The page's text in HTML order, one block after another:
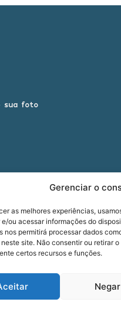
Gerenciar o
as melhores experiências,
ou acessar informações do
nos permitirá processar dados
site. Não consentir ou retirar
certos recursos e funções.
Negar
sua foto
five